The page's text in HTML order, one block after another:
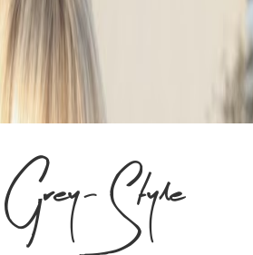
Grey-Style